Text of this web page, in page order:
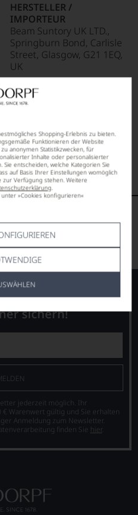
Shopping-Erlebnis zu bieten.
Funktionieren der Website
anonymen Statistikzwecken, für
Inhalte oder personalisierter
entscheiden, welche Kategorien Sie
auf Basis Ihrer Einstellungen womöglich
zur Verfügung stehen. Weitere
.
unter »Cookies konfigurieren«
HERSTELLER /
IMPORTEUR
Beam Suntory UK LTD.,
Springburn Bond, Carlisle
Street, Glasgow, G21 1EQ,
UK
LAND
Japan
0,7 L
AUCH
und gratis
sichern!
jederzeit möglich. Ihr
Warenwert gültig und Sie erhalten
Anmeldung zum Newsletter.
finden Sie hier.